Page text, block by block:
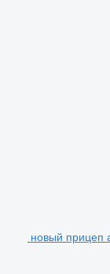
новый прицеп